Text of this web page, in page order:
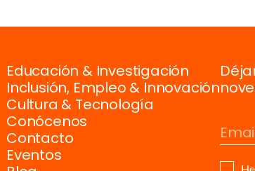
Educación & Investigación
Inclusión, Empleo & Innovación
Cultura & Tecnología
Conócenos
Contacto
Eventos
Email